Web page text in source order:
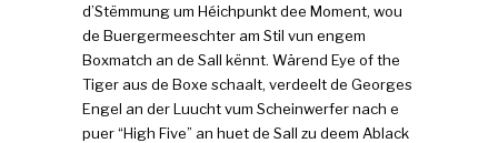
d’Stëmmung um Héichpunkt dee Moment, wou
de Buergermeeschter am Stil vun engem
Boxmatch an de Sall kënnt. Wärend Eye of the
Tiger aus de Boxe schaalt, verdeelt de Georges
Engel an der Luucht vum Scheinwerfer nach e
puer “High Five” an huet de Sall zu deem Ablack